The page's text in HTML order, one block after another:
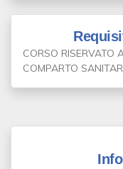
CORSO RISERVATO
COMPARTO